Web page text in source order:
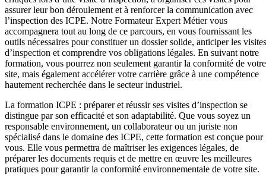
assurer leur bon déroulement et à renforcer la communication avec
l’inspection des ICPE. Notre Formateur Expert Métier vous
accompagnera tout au long de ce parcours, en vous fournissant les
outils nécessaires pour constituer un dossier solide, anticiper les visites
d’inspection et comprendre vos obligations légales. En suivant notre
formation, vous pourrez non seulement garantir la conformité de votre
site, mais également accélérer votre carrière grâce à une compétence
hautement recherchée dans le secteur industriel.
La formation ICPE : préparer et réussir ses visites d’inspection se
distingue par son efficacité et son adaptabilité. Que vous soyez un
responsable environnement, un collaborateur ou un juriste non
spécialisé dans le domaine des ICPE, cette formation est conçue pour
vous. Elle vous permettra de maîtriser les exigences légales, de
préparer les documents requis et de mettre en œuvre les meilleures
pratiques pour garantir la conformité environnementale de votre site.